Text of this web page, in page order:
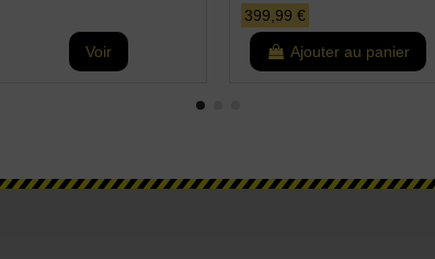
Voir
399,99 €
Ajouter au panier